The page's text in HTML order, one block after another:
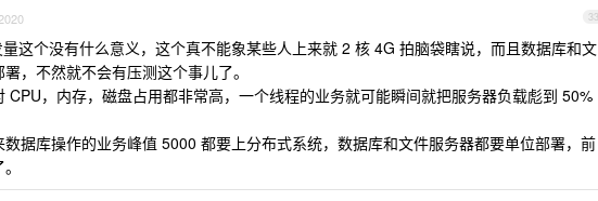
33
这个没有什么意义，这个真不能象某些人上来就 2 核 4G 拍脑袋瞎说，而且数据库和文
，不然就不会有压测这个事儿了。
CPU，内存，磁盘占用都非常高，一个线程的业务就可能瞬间就把服务器负载彪到 50%
据库操作的业务峰值 5000 都要上分布式系统，数据库和文件服务器都要单位部署，前